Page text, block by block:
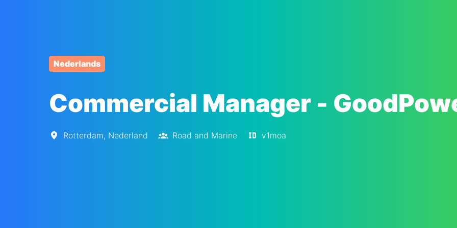
Nederlands
Commercial Manager -
Rotterdam, Nederland Road and Marine v1moa